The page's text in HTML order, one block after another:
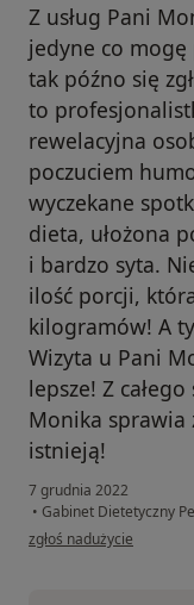
Z usług Pani
jedyne co mogę
tak późno się
to
rewelacyjna
poczuciem
wyczekane
dieta, ułożona
i bardzo syta.
ilość porcji,
kilogramów! A
Wizyta u Pani
lepsze! Z
Monika sprawia
istnieją!
7 grudnia 2022
• Gabinet Dietetyczny
w opinii użytkownika
zgłoś nadużycie